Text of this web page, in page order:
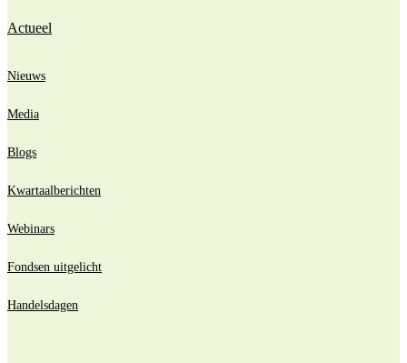
Actueel
Nieuws
Media
Blogs
Kwartaalberichten
Webinars
Fondsen uitgelicht
Handelsdagen